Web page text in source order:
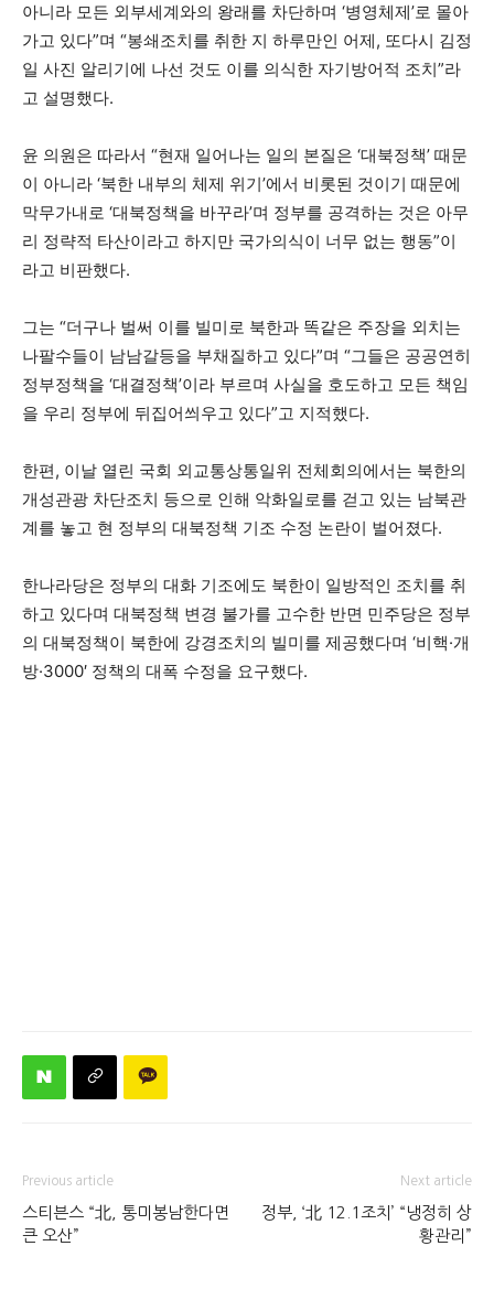
아니라 모든 외부세계와의 왕래를 차단하며 ‘병영체제’로 몰아
가고 있다”며 “봉쇄조치를 취한 지 하루만인 어제, 또다시 김정
일 사진 알리기에 나선 것도 이를 의식한 자기방어적 조치”라
고 설명했다.
윤 의원은 따라서 “현재 일어나는 일의 본질은 ‘대북정책’ 때문
이 아니라 ‘북한 내부의 체제 위기’에서 비롯된 것이기 때문에
막무가내로 ‘대북정책을 바꾸라’며 정부를 공격하는 것은 아무
리 정략적 타산이라고 하지만 국가의식이 너무 없는 행동”이
라고 비판했다.
그는 “더구나 벌써 이를 빌미로 북한과 똑같은 주장을 외치는
나팔수들이 남남갈등을 부채질하고 있다”며 “그들은 공공연히
정부정책을 ‘대결정책’이라 부르며 사실을 호도하고 모든 책임
을 우리 정부에 뒤집어씌우고 있다”고 지적했다.
한편, 이날 열린 국회 외교통상통일위 전체회의에서는 북한의
개성관광 차단조치 등으로 인해 악화일로를 걷고 있는 남북관
계를 놓고 현 정부의 대북정책 기조 수정 논란이 벌어졌다.
한나라당은 정부의 대화 기조에도 북한이 일방적인 조치를 취
하고 있다며 대북정책 변경 불가를 고수한 반면 민주당은 정부
의 대북정책이 북한에 강경조치의 빌미를 제공했다며 ‘비핵·개
방·3000′ 정책의 대폭 수정을 요구했다.
Previous article
스티븐스 “北, 통미봉남한다면
큰 오산”
Next article
정부, ‘北 12.1조치’ “냉정히 상
황관리”